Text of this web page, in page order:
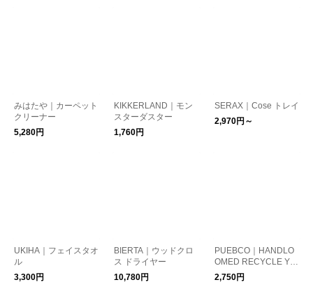
みはたや｜カーペット
クリーナー
5,280円
KIKKERLAND｜モン
スターダスター
1,760円
SERAX｜Cose トレイ
2,970円～
UKIHA｜フェイスタオ
ル
3,300円
BIERTA｜ウッドクロ
ス ドライヤー
10,780円
PUEBCO｜HANDLO
OMED RECYCLE YA
RN BATH MAT 45︎×75
cm（バスマット）
2,750円